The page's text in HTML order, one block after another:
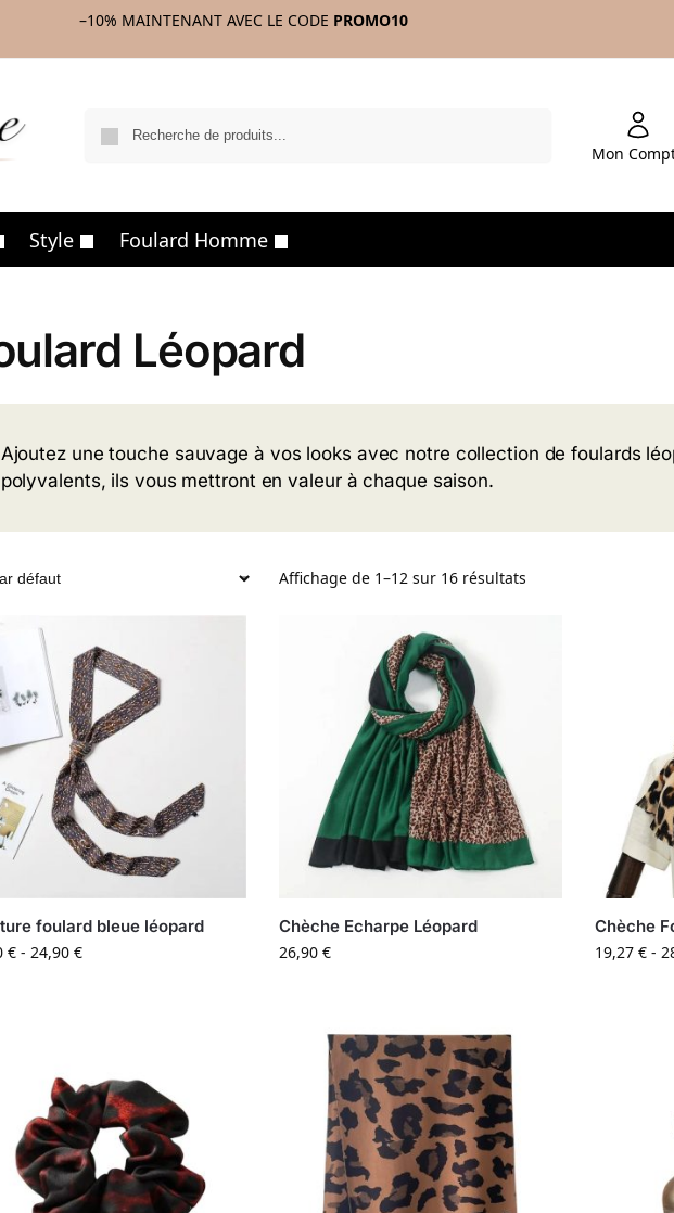
–10% MAINTENANT AVEC LE CODE PROMO10
Mon
Style Foulard Homme
Léopard
Ajoutez une touche sauvage à vos looks avec notre collection de foulards
polyvalents, ils vous mettront en valeur à chaque saison.
Affichage de 1–12 sur 16 résultats
foulard bleue léopard
€- 24,90 €
Chèche Echarpe Léopard
26,90€
Chèche
19,27 €-